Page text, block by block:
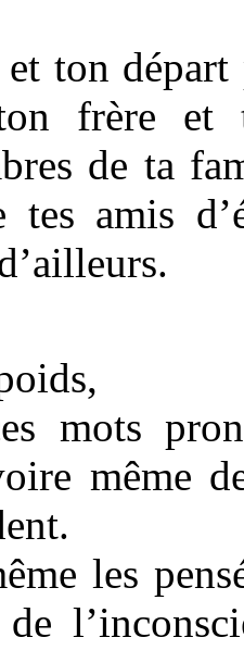
ton départ
frère et
de ta
tes amis
mots
même
les
de